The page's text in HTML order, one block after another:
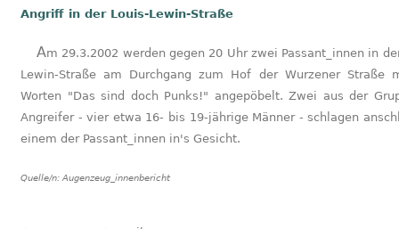
Angriff in der Louis-Lewin-Straße
Am 29.3.2002 werden gegen 20 Uhr zwei Passant_innen in der Louis-
Lewin-Straße am Durchgang zum Hof der Wurzener Straße
Worten "Das sind doch Punks!" angepöbelt. Zwei aus der
Angreifer - vier etwa 16- bis 19-jährige Männer - schlagen
einem der Passant_innen in's Gesicht.
Quelle/n: Augenzeug_innenbericht